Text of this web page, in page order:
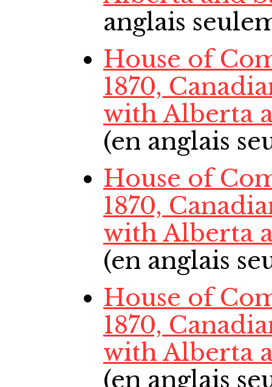
anglais
House of
1870,
with Alberta
(en anglais
House of
1870,
with Alberta
(en anglais
House of
1870,
with Alberta
(en anglais